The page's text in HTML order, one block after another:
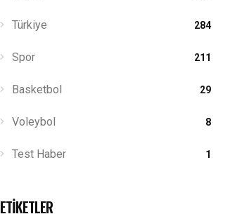
Türkiye 284
Spor 211
Basketbol 29
Voleybol 8
Test Haber 1
ETİKETLER